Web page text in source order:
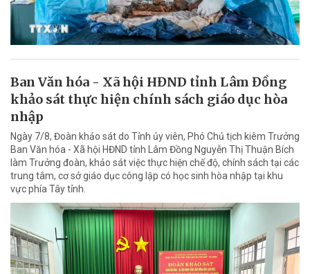
Ban Văn hóa - Xã hội HĐND tỉnh Lâm Đồng
khảo sát thực hiện chính sách giáo dục hòa
nhập
Ngày 7/8, Đoàn khảo sát do Tỉnh ủy viên, Phó Chủ tịch kiêm Trưởng
Ban Văn hóa - Xã hội HĐND tỉnh Lâm Đồng Nguyễn Thị Thuận Bích
làm Trưởng đoàn, khảo sát việc thực hiện chế độ, chính sách tại các
trung tâm, cơ sở giáo dục công lập có học sinh hòa nhập tại khu
vực phía Tây tỉnh.